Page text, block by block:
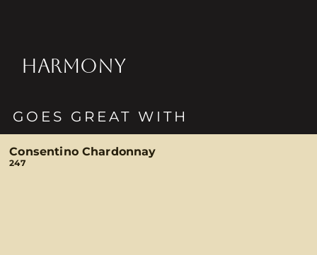
HARMONY
GOES GREAT WITH
Consentino Chardonnay
247